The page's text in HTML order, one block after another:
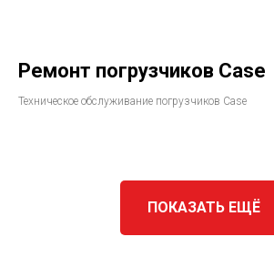
Ремонт погрузчиков Case​
Техническое обслуживание погрузчиков Case
ПОКАЗАТЬ ЕЩЁ